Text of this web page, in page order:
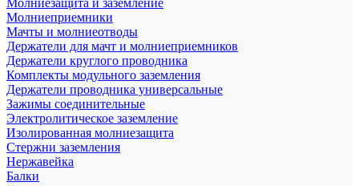
Молниезащита и заземление
Молниеприемники
Мачты и молниеотводы
Держатели для мачт и молниеприемников
Держатели круглого проводника
Комплекты модульного заземления
Держатели проводника универсальные
Зажимы соединительные
Электролитическое заземление
Изолированная молниезащита
Стержни заземления
Нержавейка
Балки